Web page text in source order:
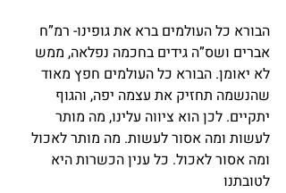
הבורא כל העולמים ברא את גופינו- רמ”ח
אברים ושס”ה גידים בחכמה נפלאה, ממש
לא יאומן. הבורא כל העולמים חפץ מאוד
שהנשמה תחזיק את עצמה יפה, והגוף
יתקיים. לכן הוא ציווה עלינו, מה מותר
לעשות ומה אסור לעשות. מה מותר לאכול
ומה אסור לאכול. כל ענין הכשרות היא
לטובתנו